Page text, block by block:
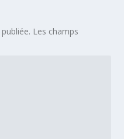
Les champs